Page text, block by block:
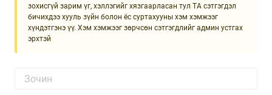
зохисгүй зарим үг, хэллэгийг хязгаарласан тул ТА сэтгэгдэл
бичихдээ хууль зүйн болон ёс суртахууны хэм хэмжээг
хүндэтгэнэ үү. Хэм хэмжээг зөрчсөн сэтгэгдлийг админ устгах
эрхтэй